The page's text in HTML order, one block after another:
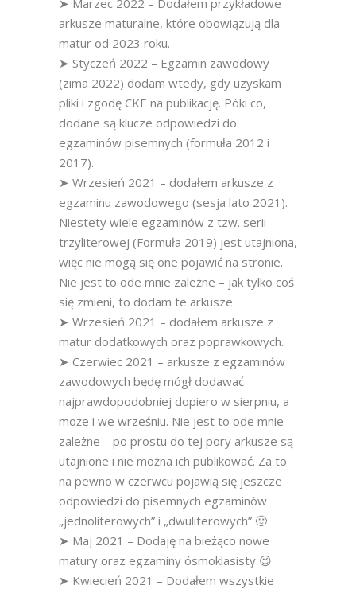
➤ Marzec 2022 – Dodałem przykładowe
arkusze maturalne, które obowiązują dla
matur od 2023 roku.
➤ Styczeń 2022 – Egzamin zawodowy
(zima 2022) dodam wtedy, gdy uzyskam
pliki i zgodę CKE na publikację. Póki co,
dodane są klucze odpowiedzi do
egzaminów pisemnych (formuła 2012 i
2017).
➤ Wrzesień 2021 – dodałem arkusze z
egzaminu zawodowego (sesja lato 2021).
Niestety wiele egzaminów z tzw. serii
trzyliterowej (Formuła 2019) jest utajniona,
więc nie mogą się one pojawić na stronie.
Nie jest to ode mnie zależne – jak tylko coś
się zmieni, to dodam te arkusze.
➤ Wrzesień 2021 – dodałem arkusze z
matur dodatkowych oraz poprawkowych.
➤ Czerwiec 2021 – arkusze z egzaminów
zawodowych będę mógł dodawać
najprawdopodobniej dopiero w sierpniu, a
może i we wrześniu. Nie jest to ode mnie
zależne – po prostu do tej pory arkusze są
utajnione i nie można ich publikować. Za to
na pewno w czerwcu pojawią się jeszcze
odpowiedzi do pisemnych egzaminów
„jednoliterowych” i „dwuliterowych” 🙂
➤ Maj 2021 – Dodaję na bieżąco nowe
matury oraz egzaminy ósmoklasisty 😉
➤ Kwiecień 2021 – Dodałem wszystkie